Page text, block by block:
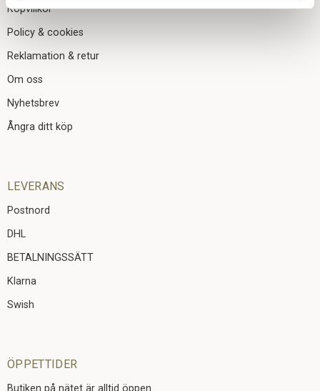
Köpvillkor
Policy & cookies
Reklamation & retur
Om oss
Nyhetsbrev
Ångra ditt köp
LEVERANS
Postnord
DHL
BETALNINGSSÄTT
Klarna
Swish
ÖPPETTIDER